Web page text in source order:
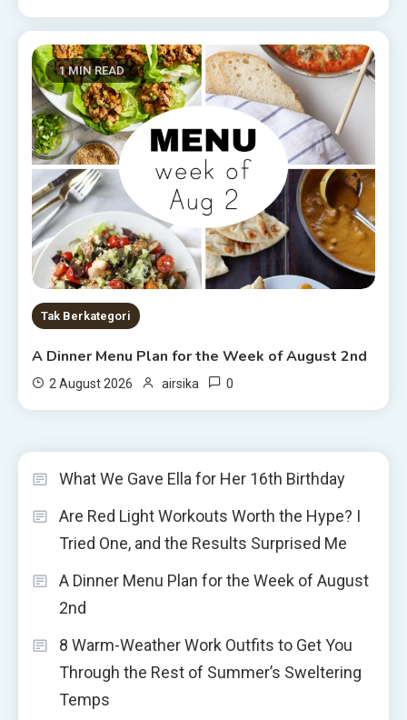
1 MIN READ
Tak Berkategori
A Dinner Menu Plan for the Week of August 2nd
2 August 2026 airsika 0
What We Gave Ella for Her 16th Birthday
Are Red Light Workouts Worth the Hype? I
Tried One, and the Results Surprised Me
A Dinner Menu Plan for the Week of August
2nd
8 Warm-Weather Work Outfits to Get You
Through the Rest of Summer’s Sweltering
Temps